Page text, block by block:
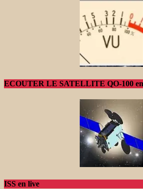
ECOUTER LE SATELLITE QO-100
ISS en live